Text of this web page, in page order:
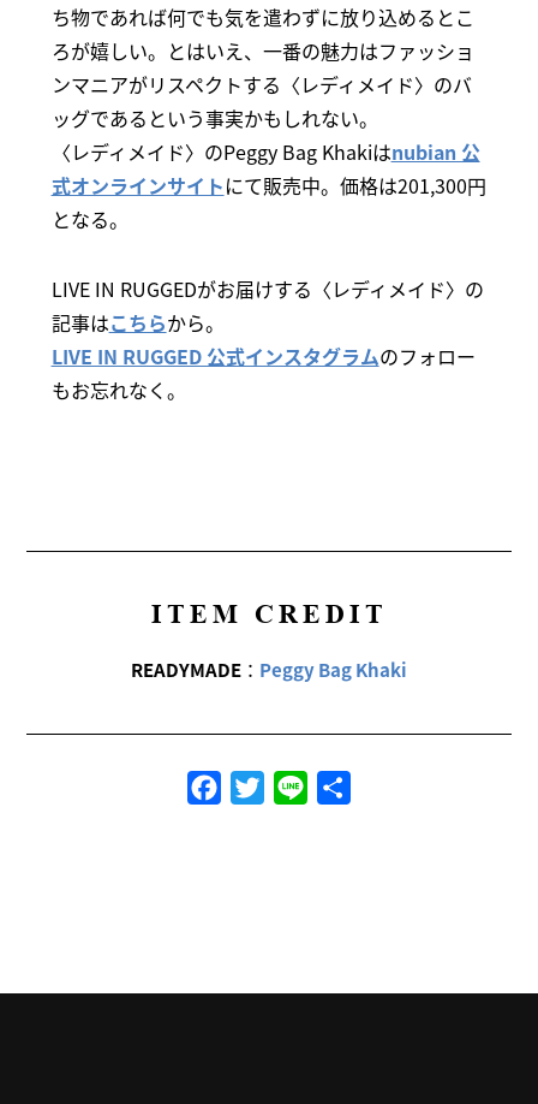
ち物であれば何でも気を遣わずに放り込めるとこ
ろが嬉しい。とはいえ、一番の魅力はファッショ
ンマニアがリスペクトする〈レディメイド〉のバ
ッグであるという事実かもしれない。
〈レディメイド〉のPeggy Bag Khakiはnubian 公
式オンラインサイトにて販売中。価格は201,300円
となる。
LIVE IN RUGGEDがお届けする〈レディメイド〉の
記事はこちらから。
LIVE IN RUGGED 公式インスタグラムのフォロー
もお忘れなく。
ITEM CREDIT
READYMADE： Peggy Bag Khaki
FacebookTwitterLine